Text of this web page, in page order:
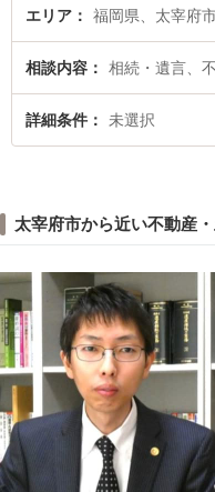
エリア 福岡県、太宰府
相談内容 相続・遺言、
詳細条件 未選択
太宰府市から近い不動産